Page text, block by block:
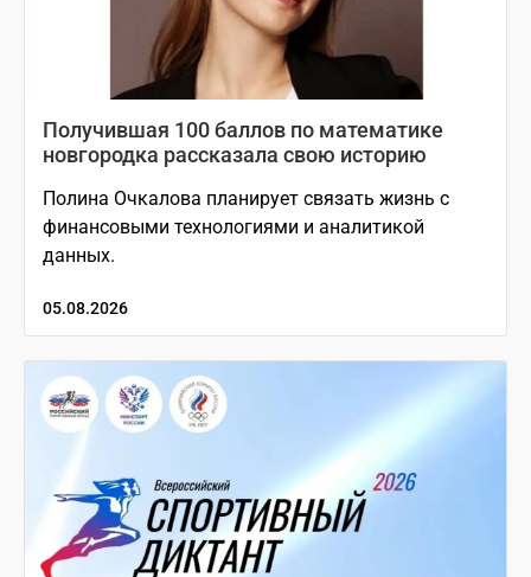
Получившая 100 баллов по математике
новгородка рассказала свою историю
Полина Очкалова планирует связать жизнь с
финансовыми технологиями и аналитикой
данных.
05.08.2026